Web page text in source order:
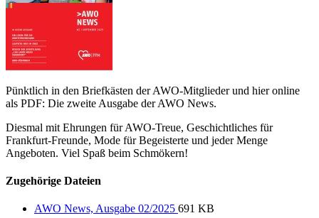
Pünktlich in den Briefkästen der AWO-Mitglieder und hier online
als PDF: Die zweite Ausgabe der AWO News.
Diesmal mit Ehrungen für AWO-Treue, Geschichtliches für
Frankfurt-Freunde, Mode für Begeisterte und jeder Menge
Angeboten. Viel Spaß beim Schmökern!
Zugehörige Dateien
AWO News, Ausgabe 02/2025 691 KB